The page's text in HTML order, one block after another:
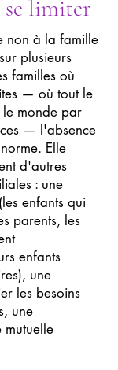
se limiter
non à la famille
plusieurs
familles où
— où tout le
monde par
— l'absence
Elle
d'autres
: une
enfants qui
parents, les
enfants
une
les besoins
une
mutuelle